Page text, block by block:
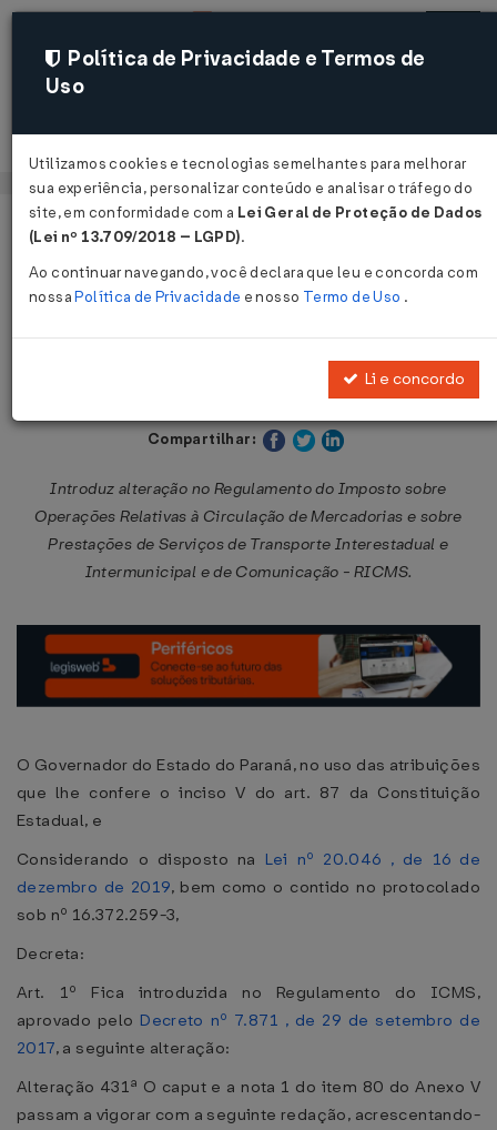
Acessar
Página Inicial Legislações
Decreto Nº 4204 DE 06/03/2020
Publicado no DOE - PR em 6 mar 2020
Compartilhar:
Introduz alteração no Regulamento do Imposto sobre
Operações Relativas à Circulação de Mercadorias e sobre
Prestações de Serviços de Transporte Interestadual e
Intermunicipal e de Comunicação - RICMS.
O Governador do Estado do Paraná, no uso das atribuições
que lhe confere o inciso V do art. 87 da Constituição
Estadual, e
Considerando o disposto na Lei nº 20.046 , de 16 de
dezembro de 2019, bem como o contido no protocolado
sob nº 16.372.259-3,
Decreta:
Art. 1º Fica introduzida no Regulamento do ICMS,
aprovado pelo Decreto nº 7.871 , de 29 de setembro de
2017, a seguinte alteração:
Alteração 431ª O caput e a nota 1 do item 80 do Anexo V
passam a vigorar com a seguinte redação, acrescentando-
Política de Privacidade e Termos de
Uso
Utilizamos cookies e tecnologias semelhantes para melhorar
sua experiência, personalizar conteúdo e analisar o tráfego do
site, em conformidade com a Lei Geral de Proteção de Dados
(Lei nº 13.709/2018 – LGPD).
Ao continuar navegando, você declara que leu e concorda com
nossaPolítica de Privacidade e nosso Termo de Uso .
Li e concordo